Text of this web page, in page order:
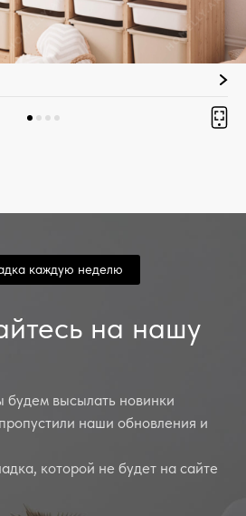
каждую неделю
на нашу
высылать новинки
наши обновления и
которой не будет на сайте